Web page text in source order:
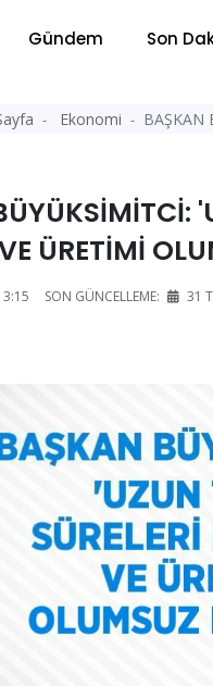
Gündem Son
Ekonomi BAŞKAN
ÜRETİMİ
SON GÜNCELLEME: 31